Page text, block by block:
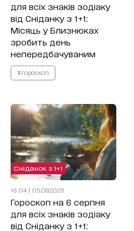
для всіх знаків зодіаку
від Сніданку з 1+1:
Місяць у Близнюках
зробить день
непередбачуваним
#гороскоп
Сніданок з 1+1
16:04 | 05.08.2026
Гороскоп на 6 серпня
для всіх знаків зодіаку
від Сніданку з 1+1: